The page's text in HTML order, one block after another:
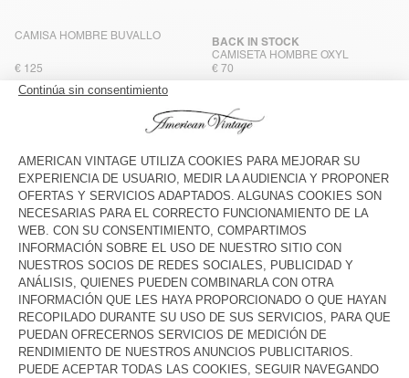
CAMISA HOMBRE BUVALLO
€ 125
CAMISETA HOMBRE OXYL
BACK IN STOCK
€ 70
CAMISA HOMBRE ELUABIRD
PANTALÓN HOMBRE BUVALLO
€ 115
€ 100
CAMISETA HOMBRE BOBYPARK
€ 85
BERMUDA HOMBRE ZATYBAY
€ 85
PANTALÓN HOMBRE ZATYBAY
€ 115
SUDADERA HOMBRE BOBYPARK
€ 90
BERMUDAS HOMBRE OXYL
€ 70
BERMUDA HOMBRE BOBYPARK
€ 70